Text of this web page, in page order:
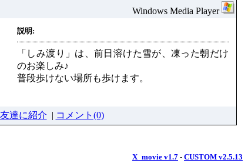
Windows Media Player
説明:
「しみ渡り」は、前日溶けた雪が、凍った朝だけ
のお楽しみ♪
普段歩けない場所も歩けます。
友達に紹介 | コメント(0)
X_movie v1.7 - CUSTOM v2.5.13